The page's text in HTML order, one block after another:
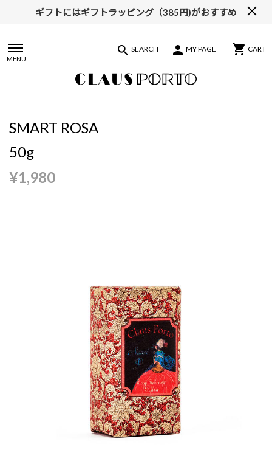
ギフトにはギフトラッピング（385円)がおすすめ
MENU
SEARCH MY PAGE CART
SMART ROSA
50g
¥1,980